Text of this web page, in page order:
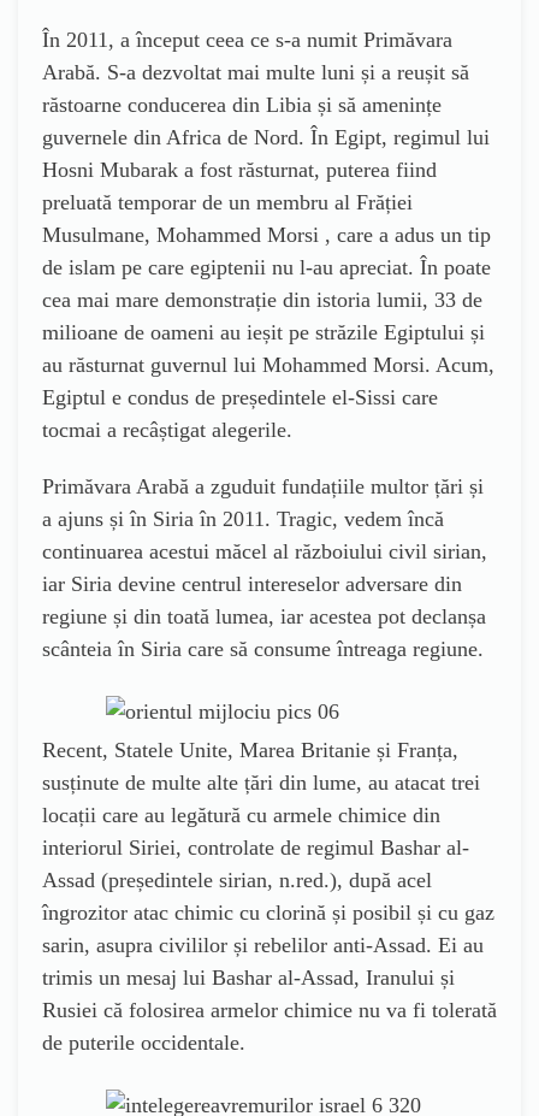
În 2011, a început ceea ce s-a numit Primăvara
Arabă. S-a dezvoltat mai multe luni și a reușit să
răstoarne conducerea din Libia și să amenințe
guvernele din Africa de Nord. În Egipt, regimul lui
Hosni Mubarak a fost răsturnat, puterea fiind
preluată temporar de un membru al Frăției
Musulmane, Mohammed Morsi , care a adus un tip
de islam pe care egiptenii nu l-au apreciat. În poate
cea mai mare demonstrație din istoria lumii, 33 de
milioane de oameni au ieșit pe străzile Egiptului și
au răsturnat guvernul lui Mohammed Morsi. Acum,
Egiptul e condus de președintele el-Sissi care
tocmai a recâștigat alegerile.
Primăvara Arabă a zguduit fundațiile multor țări și
a ajuns și în Siria în 2011. Tragic, vedem încă
continuarea acestui măcel al războiului civil sirian,
iar Siria devine centrul intereselor adversare din
regiune și din toată lumea, iar acestea pot declanșa
scânteia în Siria care să consume întreaga regiune.
Recent, Statele Unite, Marea Britanie și Franța,
susținute de multe alte țări din lume, au atacat trei
locații care au legătură cu armele chimice din
interiorul Siriei, controlate de regimul Bashar al-
Assad (președintele sirian, n.red.), după acel
îngrozitor atac chimic cu clorină și posibil și cu gaz
sarin, asupra civililor și rebelilor anti-Assad. Ei au
trimis un mesaj lui Bashar al-Assad, Iranului și
Rusiei că folosirea armelor chimice nu va fi tolerată
de puterile occidentale.